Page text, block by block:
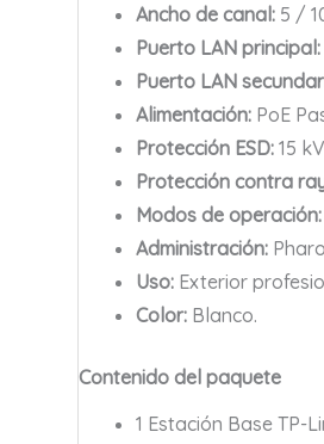
Ancho de canal: 5 /
Puerto LAN principal:
Puerto LAN
Alimentación: PoE
Protección ESD: 15 kV
Protección contra
Modos de operación:
Administración:
Uso: Exterior
Color: Blanco.
Contenido del paquete
1 Estación Base TP-